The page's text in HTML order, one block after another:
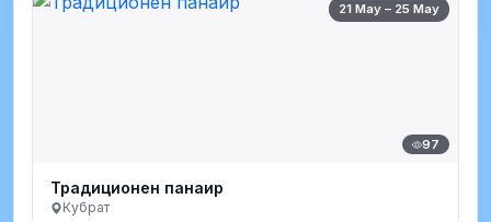
21 May – 25 May
97
Традиционен панаир
Кубрат